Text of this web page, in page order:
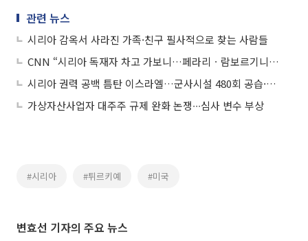
관련 뉴스
시리아 감옥서 사라진 가족·친구 필사적으로 찾는 사람들
CNN “시리아 독재자 차고 가보니…페라리ㆍ람보르기니 등 슈퍼카 가득”
시리아 권력 공백 틈탄 이스라엘…군사시설 480회 공습·영토 진입
가상자산사업자 대주주 규제 완화 논쟁∙∙∙심사 변수 부상
#시리아 #튀르키예 #미국
변효선 기자의 주요 뉴스